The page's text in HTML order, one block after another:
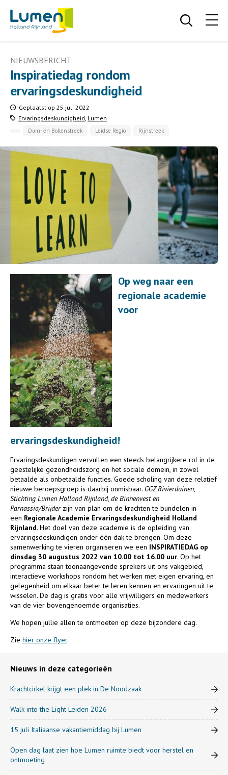
NIEUWSBERICHT
Inspiratiedag rondom
ervaringsdeskundigheid
Geplaatst op 25 juli 2022
Ervaringsdeskundigheid, Lumen
Duin- en Bollenstreek Leidse Regio Rijnstreek
Op weg naar een
regionale academie
voor
ervaringsdeskundigheid!
Ervaringsdeskundigen vervullen een steeds belangrijkere rol in de
geestelijke gezondheidszorg en het sociale domein, in zowel
betaalde als onbetaalde functies. Goede scholing van deze relatief
nieuwe beroepsgroep is daarbij onmisbaar. GGZ Rivierduinen,
Stichting Lumen Holland Rijnland, de Binnenvest en
Parnassia/Brijderzijn van plan om de krachten te bundelen in
een Regionale Academie Ervaringsdeskundigheid Holland
Rijnland. Het doel van deze academie is de opleiding van
ervaringsdeskundigen onder één dak te brengen. Om deze
samenwerking te vieren organiseren we een INSPIRATIEDAG op
dinsdag 30 augustus 2022 van 10.00 tot 16.00 uur. Op het
programma staan toonaangevende sprekers uit ons vakgebied,
interactieve workshops rondom het werken met eigen ervaring, en
gelegenheid om elkaar beter te leren kennen en ervaringen uit te
wisselen. De dag is gratis voor alle vrijwilligers en medewerkers
van de vier bovengenoemde organisaties.
We hopen jullie allen te ontmoeten op deze bijzondere dag.
Zie hier onze flyer.
Nieuws in deze categorieën
Krachtcirkel krijgt een plek in De Noodzaak
Walk into the Light Leiden 2026
15 juli Italiaanse vakantiemiddag bij Lumen
Open dag laat zien hoe Lumen ruimte biedt voor herstel en
ontmoeting